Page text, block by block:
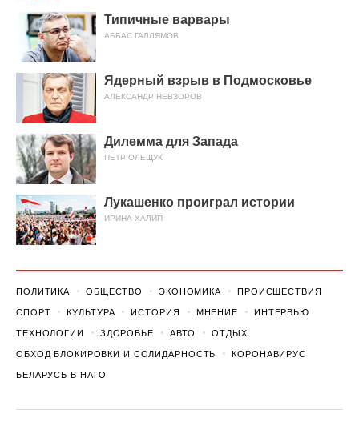
Типичные варвары
АББАС ГАЛЛЯМОВ
Ядерный взрыв в Подмосковье
АЛЕКСАНДР НЕВЗОРОВ
Дилемма для Запада
ПЕТР ОЛЕЩУК
Лукашенко проиграл истории
ИРИНА ХАЛИП
ПОЛИТИКА ОБЩЕСТВО ЭКОНОМИКА ПРОИСШЕСТВИЯ
СПОРТ КУЛЬТУРА ИСТОРИЯ МНЕНИЕ ИНТЕРВЬЮ
ТЕХНОЛОГИИ ЗДОРОВЬЕ АВТО ОТДЫХ
ОБХОД БЛОКИРОВКИ И СОЛИДАРНОСТЬ КОРОНАВИРУС
БЕЛАРУСЬ В НАТО